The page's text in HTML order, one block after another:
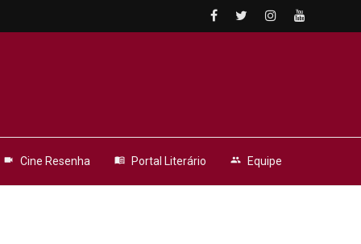
videocam Cine Resenha menu_book Portal Literário people Equipe